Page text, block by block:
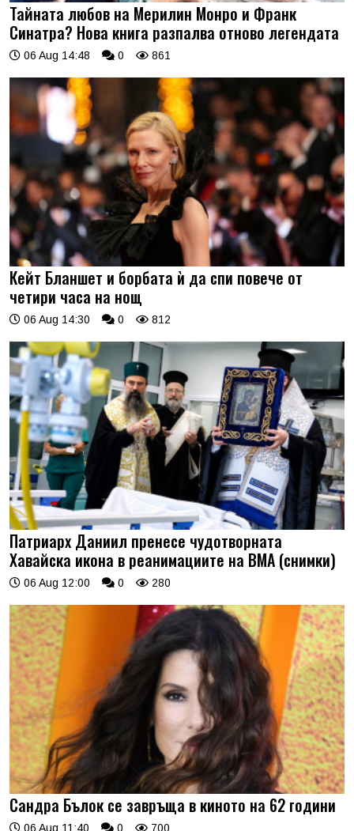
Тайната любов на Мерилин Монро и Франк
Синатра? Нова книга разпалва отново легендата
06 Aug 14:48 0 861
Кейт Бланшет и борбата ѝ да спи повече от
четири часа на нощ
06 Aug 14:30 0 812
Патриарх Даниил пренесе чудотворната
Хавайска икона в реанимациите на ВМА (снимки)
06 Aug 12:00 0 280
Сандра Бълок се завръща в киното на 62 години
06 Aug 11:40 0 700